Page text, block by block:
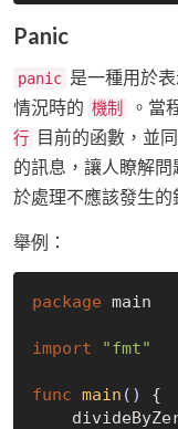
Panic
panic 是一種用於
情況時的 機制 。當
行
目前的函數，並
的訊息，讓人瞭解問
於處理不應該發生的
舉例：
package main
import "fmt"
func main ()
{